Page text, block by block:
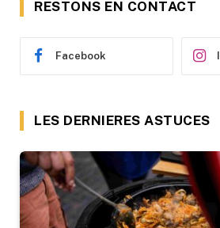
RESTONS EN CONTACT
Facebook
LES DERNIERES ASTUCES